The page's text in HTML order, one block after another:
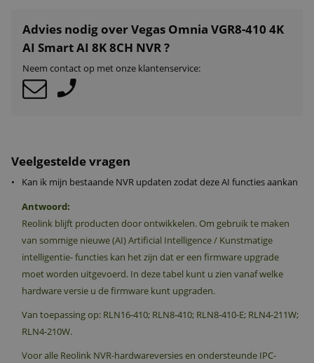
Advies nodig over Vegas Omnia VGR8-410 4K
AI Smart AI 8K 8CH NVR ?
Neem contact op met onze klantenservice:
Veelgestelde vragen
•
Kan ik mijn bestaande NVR updaten zodat deze AI functies aankan
Antwoord:
Reolink blijft producten door ontwikkelen. Om gebruik te maken
van sommige nieuwe (AI) Artificial Intelligence / Kunstmatige
intelligentie- functies kan het zijn dat er een firmware upgrade
moet worden uitgevoerd. In deze tabel kunt u zien vanaf welke
hardware versie u de firmware kunt upgraden.
Van toepassing op: RLN16-410; RLN8-410; RLN8-410-E; RLN4-211W;
RLN4-210W.
Voor alle Reolink NVR-hardwareversies en ondersteunde IPC-